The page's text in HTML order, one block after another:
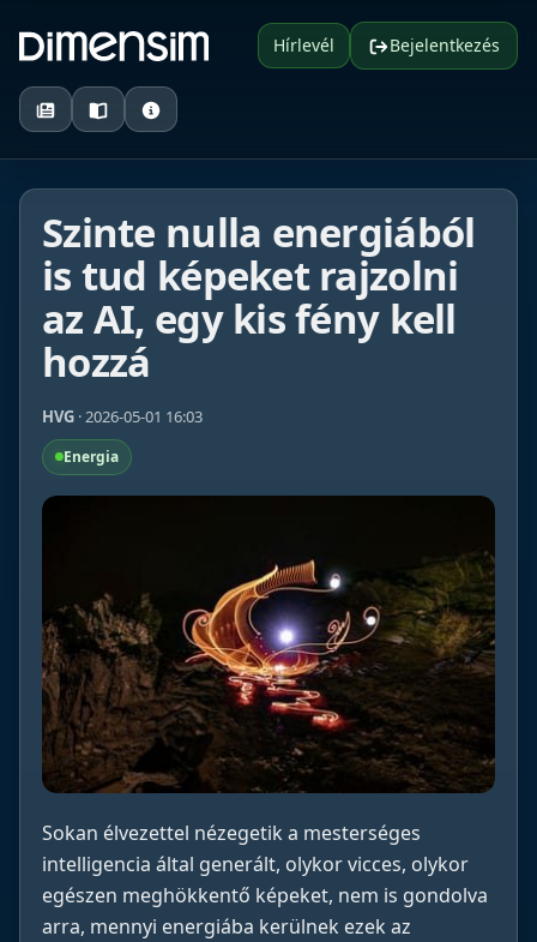
Hírlevél Bejelentkezés
Szinte nulla energiából
is tud képeket rajzolni
az AI, egy kis fény kell
hozzá
HVG · 2026-05-01 16:03
Energia
Sokan élvezettel nézegetik a mesterséges
intelligencia által generált, olykor vicces, olykor
egészen meghökkentő képeket, nem is gondolva
arra, mennyi energiába kerülnek ezek az